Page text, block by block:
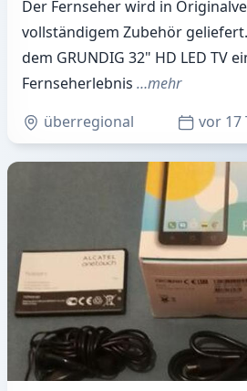
Der Fernseher wird in
vollständigem Zubehör
dem GRUNDIG 32" HD LED TV
Fernseherlebnis …mehr
überregional
vor 17